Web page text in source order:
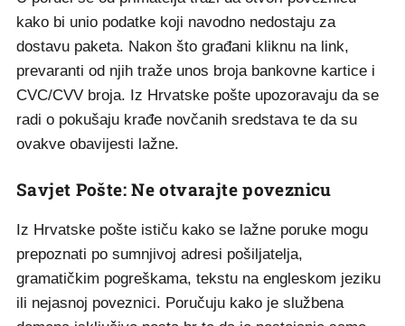
kako bi unio podatke koji navodno nedostaju za
dostavu paketa. Nakon što građani kliknu na link,
prevaranti od njih traže unos broja bankovne kartice i
CVC/CVV broja. Iz Hrvatske pošte upozoravaju da se
radi o pokušaju krađe novčanih sredstava te da su
ovakve obavijesti lažne.
Savjet Pošte: Ne otvarajte poveznicu
Iz Hrvatske pošte ističu kako se lažne poruke mogu
prepoznati po sumnjivoj adresi pošiljatelja,
gramatičkim pogreškama, tekstu na engleskom jeziku
ili nejasnoj poveznici. Poručuju kako je službena